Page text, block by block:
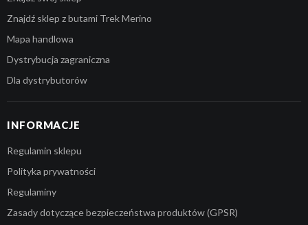
Znajdź sklep z butami Trek Merino
Mapa handlowa
Dystrybucja zagraniczna
Dla dystrybutorów
INFORMACJE
Regulamin sklepu
Polityka prywatności
Regulaminy
Zasady dotyczące bezpieczeństwa produktów (GPSR)